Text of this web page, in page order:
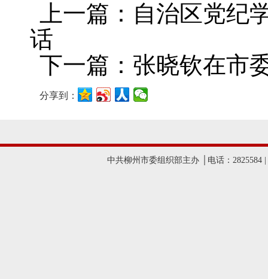
上一篇：自治区党纪
话
下一篇：张晓钦在市
分享到：
中共柳州市委组织部主办 │电话：2825584